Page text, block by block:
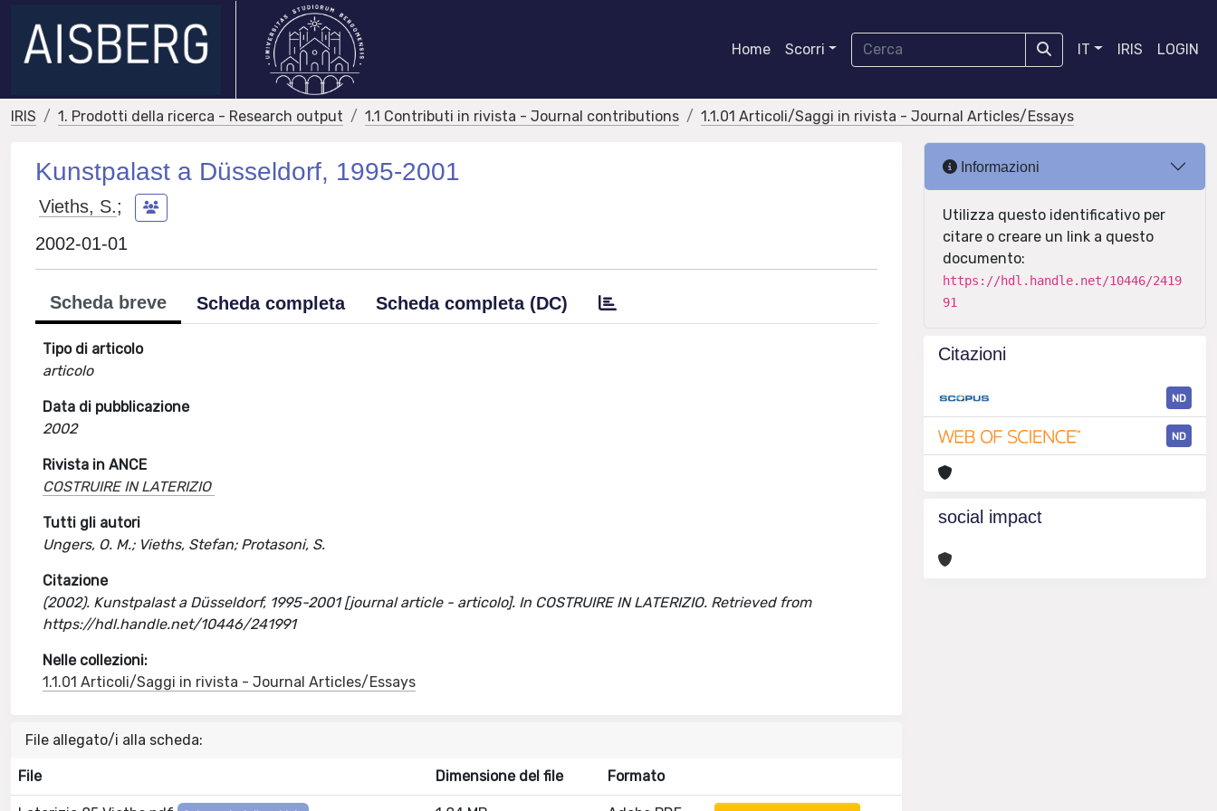
Home Scorri IT IRIS LOGIN
IRIS 1. Prodotti della ricerca - Research output 1.1 Contributi in rivista - Journal contributions 1.1.01 Articoli/Saggi in rivista - Journal Articles/Essays
Kunstpalast a Düsseldorf, 1995-2001
Vieths, S.;
2002-01-01
Scheda breve Scheda completa Scheda completa (DC)
Tipo di articolo
articolo
Data di pubblicazione
2002
Rivista in ANCE
COSTRUIRE IN LATERIZIO
Tutti gli autori
Ungers, O. M.; Vieths, Stefan; Protasoni, S.
Citazione
(2002). Kunstpalast a Düsseldorf, 1995-2001 [journal article - articolo]. In COSTRUIRE IN LATERIZIO. Retrieved from
https://hdl.handle.net/10446/241991
Nelle collezioni:
1.1.01 Articoli/Saggi in rivista - Journal Articles/Essays
File allegato/i alla scheda:
File Dimensione del file Formato
Informazioni
Utilizza questo identificativo per
citare o creare un link a questo
documento:
https://hdl.handle.net/10446/2419
91
Citazioni
ND
ND
social impact